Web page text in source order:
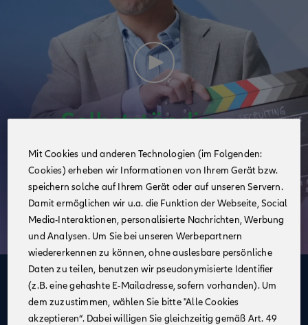
Deine Vorteile
im Vertrieb der Allianz
Mit Cookies und anderen Technologien (im Folgenden:
Cookies) erheben wir Informationen von Ihrem Gerät bzw.
speichern solche auf Ihrem Gerät oder auf unseren Servern.
Damit ermöglichen wir u.a. die Funktion der Webseite, Social
Media-Interaktionen, personalisierte Nachrichten, Werbung
und Analysen. Um Sie bei unseren Werbepartnern
wiedererkennen zu können, ohne auslesbare persönliche
Daten zu teilen, benutzen wir pseudonymisierte Identifier
(z.B. eine gehashte E-Mailadresse, sofern vorhanden). Um
dem zuzustimmen, wählen Sie bitte "Alle Cookies
akzeptieren“. Dabei willigen Sie gleichzeitig gemäß Art. 49